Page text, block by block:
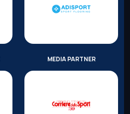
MEDIA PARTNER